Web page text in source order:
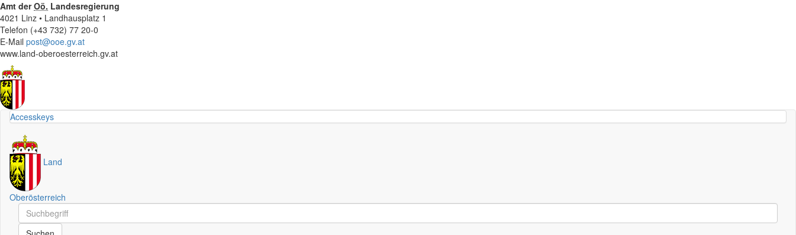
Amt derOö. Landesregierung
4021 Linz • Landhausplatz 1
Telefon (+43 732) 77 20-0
E-Mail post@ooe.gv.at
www.land-oberoesterreich.gv.at
Accesskeys
Land
Oberösterreich
Schnellsuche
Schnellsuche